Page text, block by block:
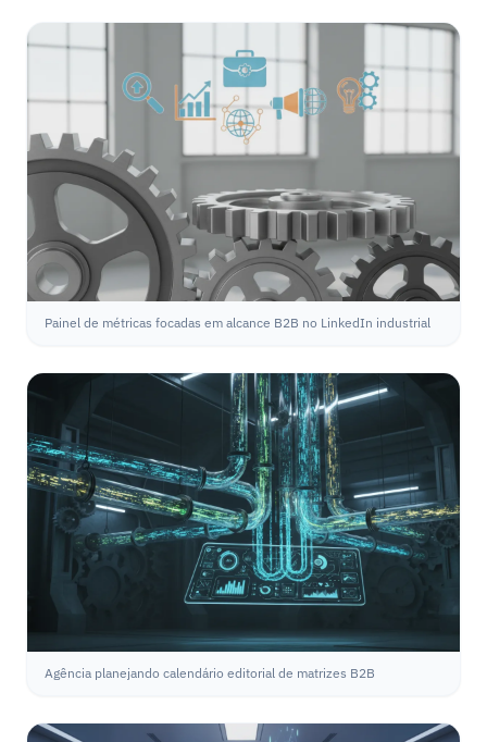
Painel de métricas focadas em alcance B2B no LinkedIn industrial
Agência planejando calendário editorial de matrizes B2B